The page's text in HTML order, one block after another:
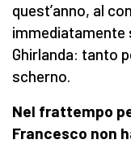
quest’anno, al
immediatamente
Ghirlanda: tanto
scherno.
Nel frattempo
Francesco non